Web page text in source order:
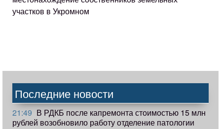
участков в Укромном
Последние новости
21:49 В РДКБ после капремонта стоимостью 15 млн
рублей возобновило работу отделение патологии